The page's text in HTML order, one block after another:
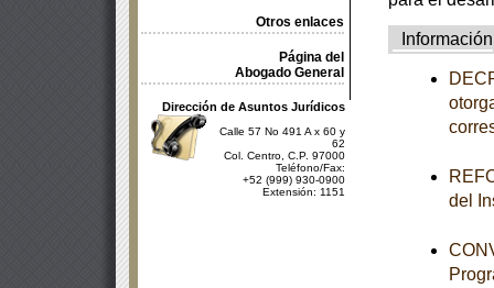
Otros enlaces
Página del
Abogado General
Dirección de Asuntos Jurídicos
Calle 57 No 491 A x 60 y
62
Col. Centro, C.P. 97000
Teléfono/Fax:
+52 (999) 930-0900
Extensión: 1151
Información
del